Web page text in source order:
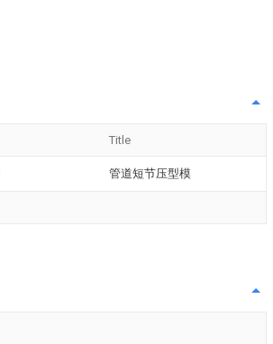
Title
管道短节压型模